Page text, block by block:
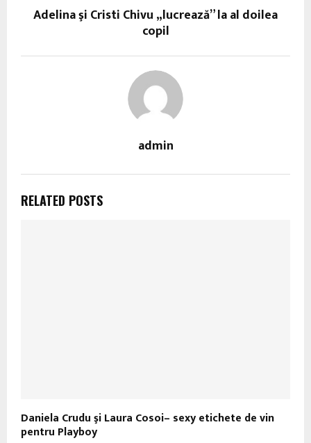
Adelina şi Cristi Chivu „lucrează” la al doilea
copil
admin
RELATED POSTS
Daniela Crudu şi Laura Cosoi– sexy etichete de vin
pentru Playboy